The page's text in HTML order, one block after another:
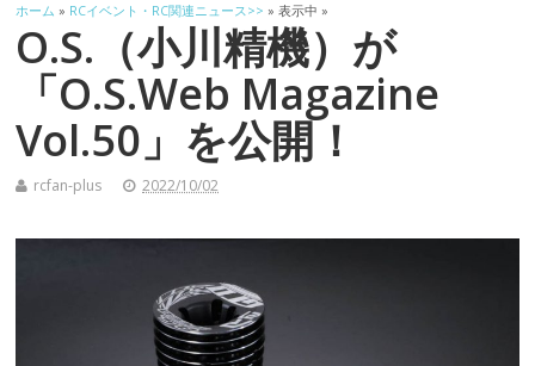
ホーム » RCイベント・RC関連ニュース>> » 表示中 »
O.S.（小川精機）が
「O.S.Web Magazine
Vol.50」を公開！
rcfan-plus 2022/10/02